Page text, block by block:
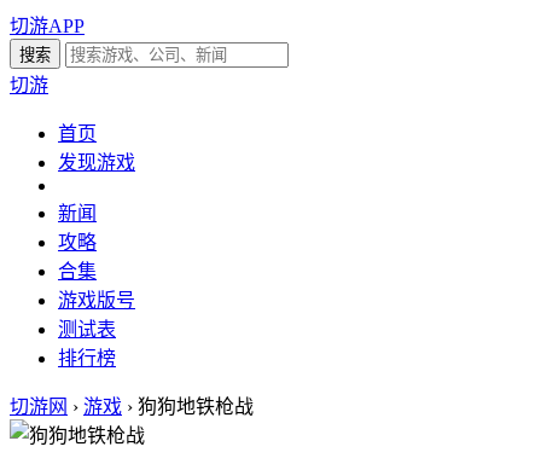
切游APP
切游
首页
发现游戏
新闻
攻略
合集
游戏版号
测试表
排行榜
切游网 › 游戏 › 狗狗地铁枪战